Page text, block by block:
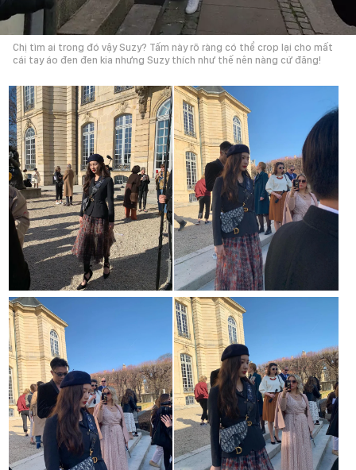
Chị tìm ai trong đó vậy Suzy? Tấm này rõ ràng có thể crop lại cho mất
cái tay áo đen đen kia nhưng Suzy thích như thế nên nàng cứ đăng!